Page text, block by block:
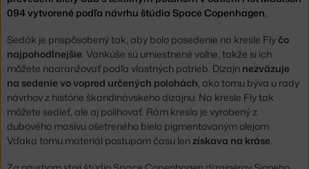
094 vytvorené podľa návrhu štúdia Space Copenhagen.
Sedák je prispôsobený tak, aby bolo posedenie na kresle Flyčo
najpohodlnejšie. Vankúše sú umiestnené voľne, takže si ich
môžete naaranžovať podľa vlastných potrieb. Dizajn nezväzuje
na sedenie vo vopred určených polohách, ako tomu býva u rady
návrhov z histórie škandinávskeho dizajnu. Na kresle Fly tak
môžete sedieť, ale aj polihovať. Rám kresla je vyrobený z
dubového masívu ošetreného bielo pigmentovaným olejom.
Vďaka tomu materiál postupom času lenzískava na kráse.